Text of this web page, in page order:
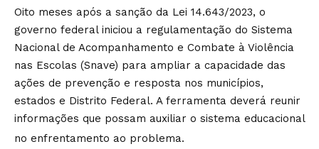
Oito meses após a sanção da Lei 14.643/2023, o
governo federal iniciou a regulamentação do Sistema
Nacional de Acompanhamento e Combate à Violência
nas Escolas (Snave) para ampliar a capacidade das
ações de prevenção e resposta nos municípios,
estados e Distrito Federal. A ferramenta deverá reunir
informações que possam auxiliar o sistema educacional
no enfrentamento ao problema.